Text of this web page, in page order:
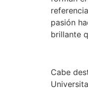
pasión
brillante
Cabe